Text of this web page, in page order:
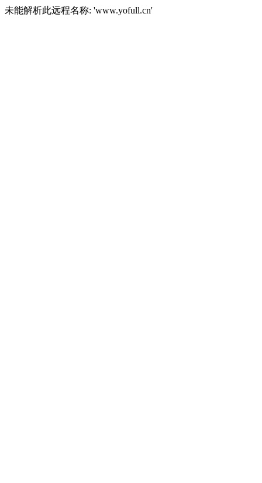
未能解析此远程名称: 'www.yofull.cn'